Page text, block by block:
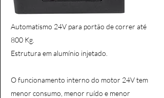
Automatismo 24V para portão de correr até
800 Kg.
Estrutura em alumínio injetado.
O funcionamento interno do motor 24V tem
menor consumo, menor ruído e menor